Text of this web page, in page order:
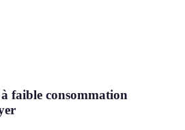
faible consommation